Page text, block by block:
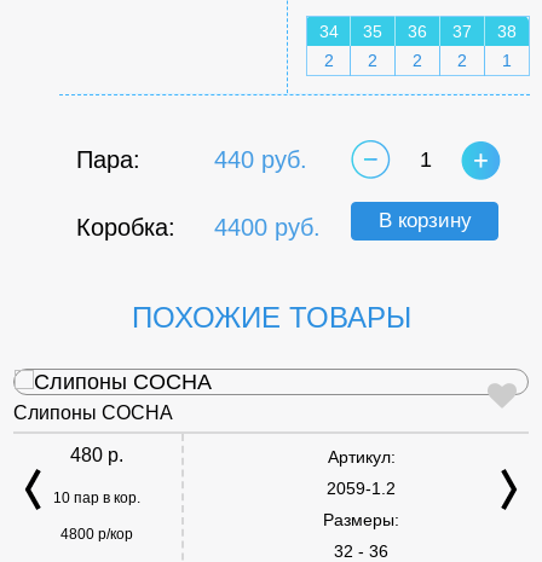
34 35 36 37
38
2
2 2 2 1
Пара: 440 руб.
Коробка: 4400 руб.
1
В корзину
ПОХОЖИЕ ТОВАРЫ
Слипоны СОСНА
480 р.
10 пар в кор.
4800 р/кор
Артикул:
2059-1.2
Размеры:
32 - 36